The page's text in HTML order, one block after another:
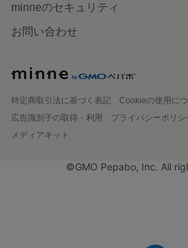
minneのセキュリティ
お問い合わせ
特定商取引法に基づく表記
Cookieの使用に
広告識別子の取得・利用
プライバシーポリシ
メディアキット
©GMO Pepabo, Inc. All